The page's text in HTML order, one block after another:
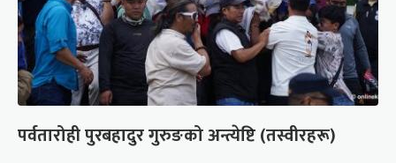
पर्वतारोही पुरबहादुर गुरुङको अन्त्येष्टि (तस्वीरहरू)